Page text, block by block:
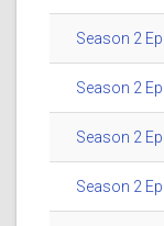
Season 2
Season 2
Season 2
Season 2